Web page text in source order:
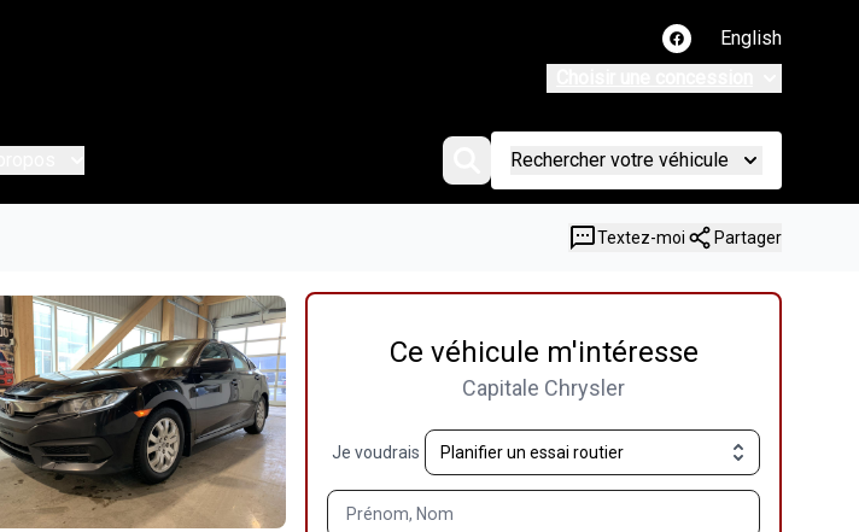
Lien vers notre page
English
Rechercher votre véhicule
Textez-moi Partager
Ce véhicule m'intéresse
Capitale Chrysler
Je voudrais
Prénom, Nom